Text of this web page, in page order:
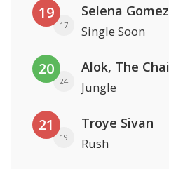
19
17
Selena Gomez
Single Soon
20
24 Jungle
21
19
Troye Sivan
Rush